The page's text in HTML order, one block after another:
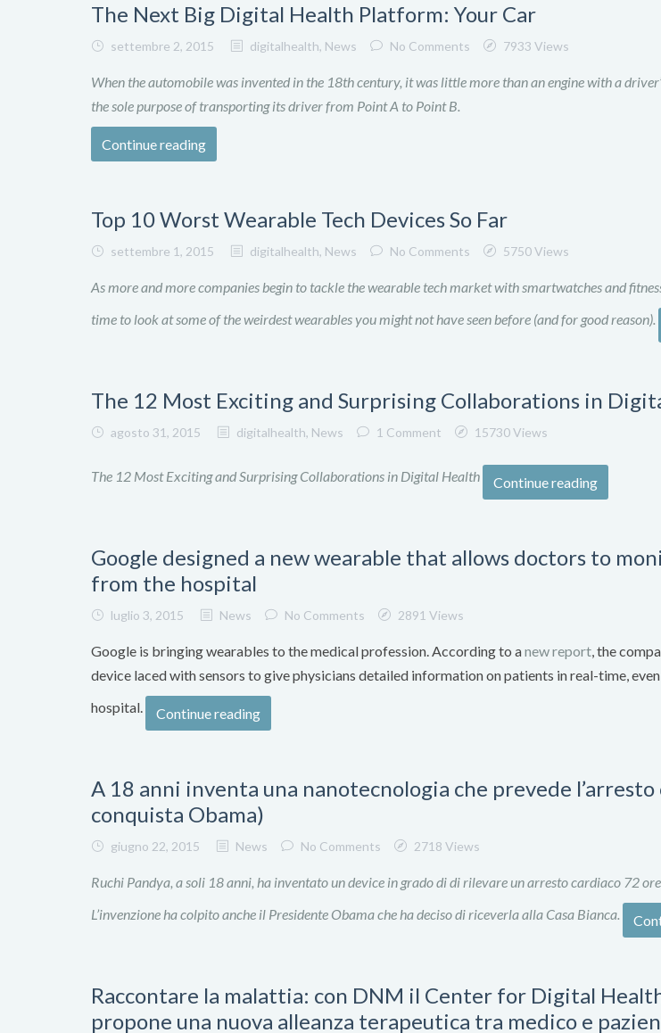
The Next Big Digital Health Platform: Your Car
settembre 2, 2015 digitalhealth, News No Comments 7933 Views
When the automobile was invented in the 18th century, it was little more than an engine with a
the sole purpose of transporting its driver from Point A to Point B.
Continue reading
Top 10 Worst Wearable Tech Devices So Far
settembre 1, 2015 digitalhealth, News No Comments 5750 Views
As more and more companies begin to tackle the wearable tech market with smartwatches and
time to look at some of the weirdest wearables you might not have seen before (and for good reason).
The 12 Most Exciting and Surprising Collaborations in
agosto 31, 2015 digitalhealth, News 1 Comment 15730 Views
The 12 Most Exciting and Surprising Collaborations in Digital Health Continue reading
Google designed a new wearable that allows doctors to
from the hospital
luglio 3, 2015 News No Comments 2891 Views
Google is bringing wearables to the medical profession. According to anew report, the
device laced with sensors to give physicians detailed information on patients in real-time,
hospital.
Continue reading
A 18 anni inventa una nanotecnologia che prevede l’arresto
conquista Obama)
giugno 22, 2015 News No Comments 2718 Views
Ruchi Pandya, a soli 18 anni, ha inventato un device in grado di di rilevare un arresto cardiaco 72
L’invenzione ha colpito anche il Presidente Obama che ha deciso di riceverla alla Casa Bianca.
Raccontare la malattia: con DNM il Center for Digital
propone una nuova alleanza terapeutica tra medico e